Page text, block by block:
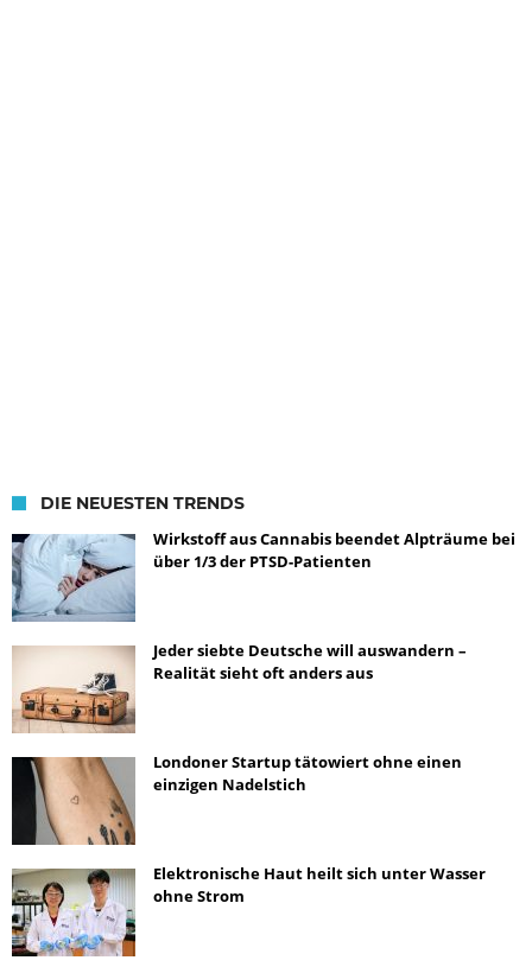
DIE NEUESTEN TRENDS
Wirkstoff aus Cannabis beendet Alpträume bei
über 1/3 der PTSD-Patienten
Jeder siebte Deutsche will auswandern –
Realität sieht oft anders aus
Londoner Startup tätowiert ohne einen
einzigen Nadelstich
Elektronische Haut heilt sich unter Wasser
ohne Strom